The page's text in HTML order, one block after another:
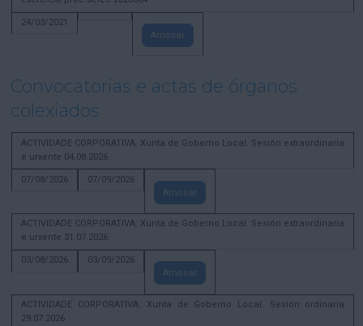
24/03/2021
Amosar
Convocatorias e actas de órganos
colexiados
ACTIVIDADE CORPORATIVA. Xunta de Goberno Local. Sesión extraordinaria
e urxente 04.08.2026
07/08/2026
07/09/2026
Amosar
ACTIVIDADE CORPORATIVA. Xunta de Goberno Local. Sesión extraordinaria
e urxente 31.07.2026
03/08/2026
03/09/2026
Amosar
ACTIVIDADE CORPORATIVA. Xunta de Goberno Local. Sesión ordinaria
29.07.2026